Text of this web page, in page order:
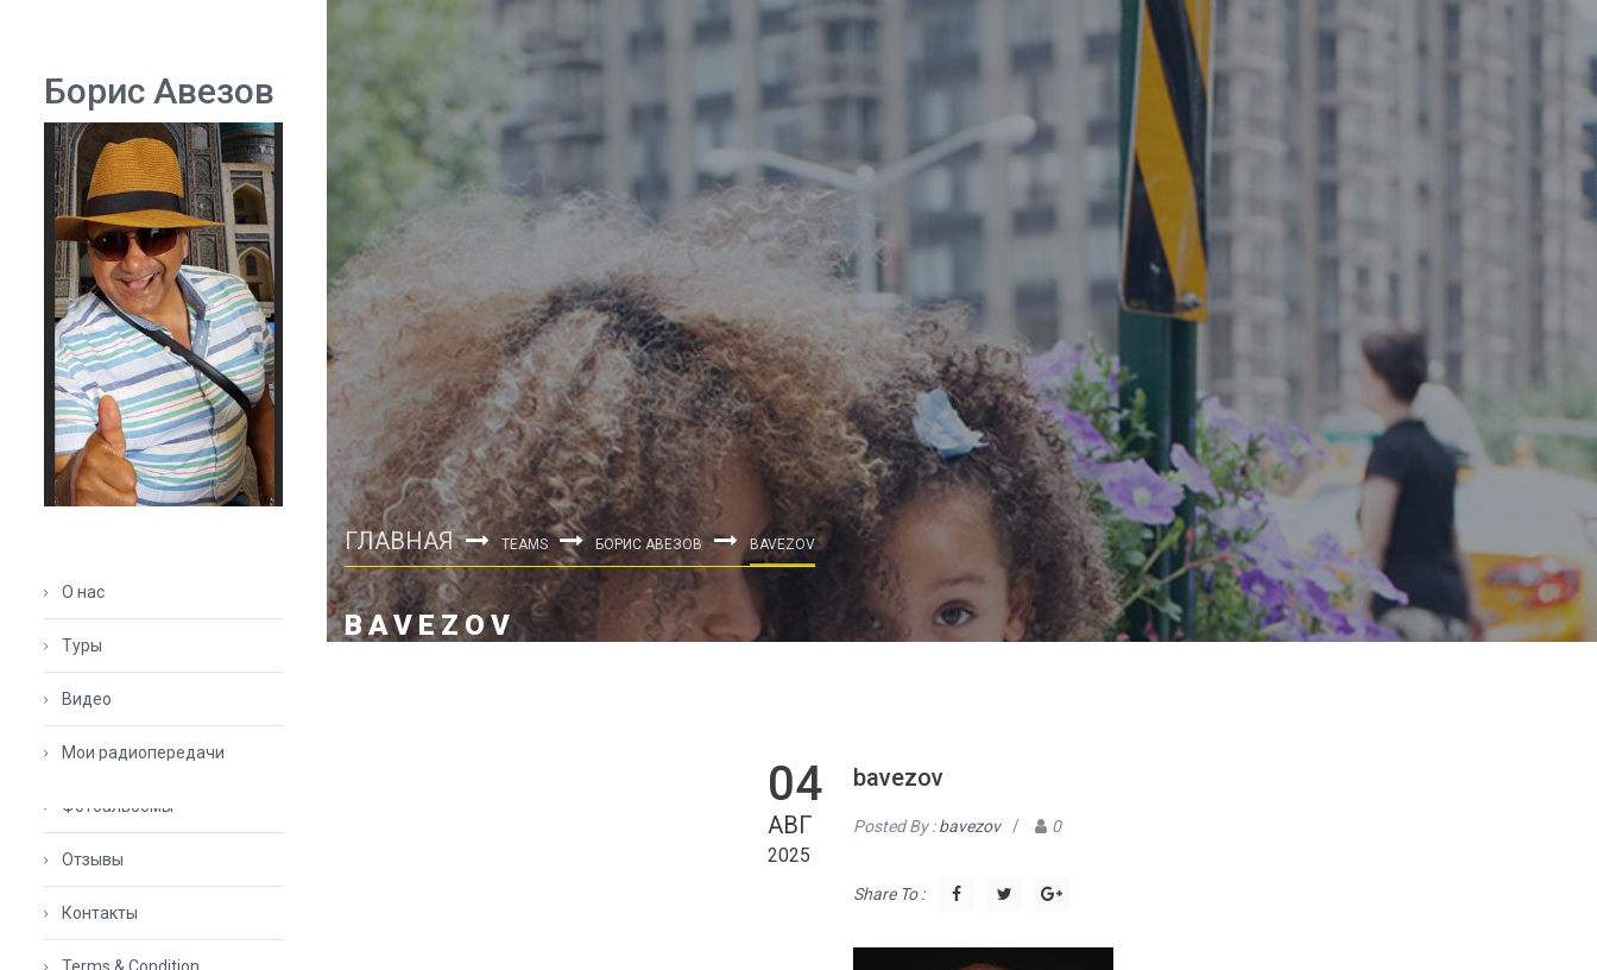
Борис Авезов
О нас
Туры
Видео
Мои радиопередачи
Фотоальбомы
Отзывы
Контакты
ГЛАВНАЯ TEAMS БОРИС АВЕЗОВ BAVEZOV
BAVEZOV
04
АВГ
2025
bavezov
Posted By :bavezov / 0
Share To :